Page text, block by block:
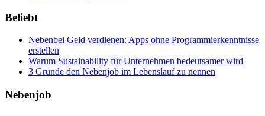
Beliebt
Nebenbei Geld verdienen: Apps ohne Programmierkenntnisse
erstellen
Warum Sustainability für Unternehmen bedeutsamer wird
3 Gründe den Nebenjob im Lebenslauf zu nennen
Nebenjob